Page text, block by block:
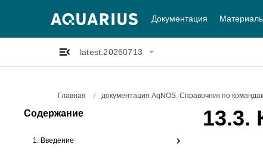
Документация
latest.20260713
Главная / документация AqNOS. Справочник по
Содержание
1. Введение
13.3.